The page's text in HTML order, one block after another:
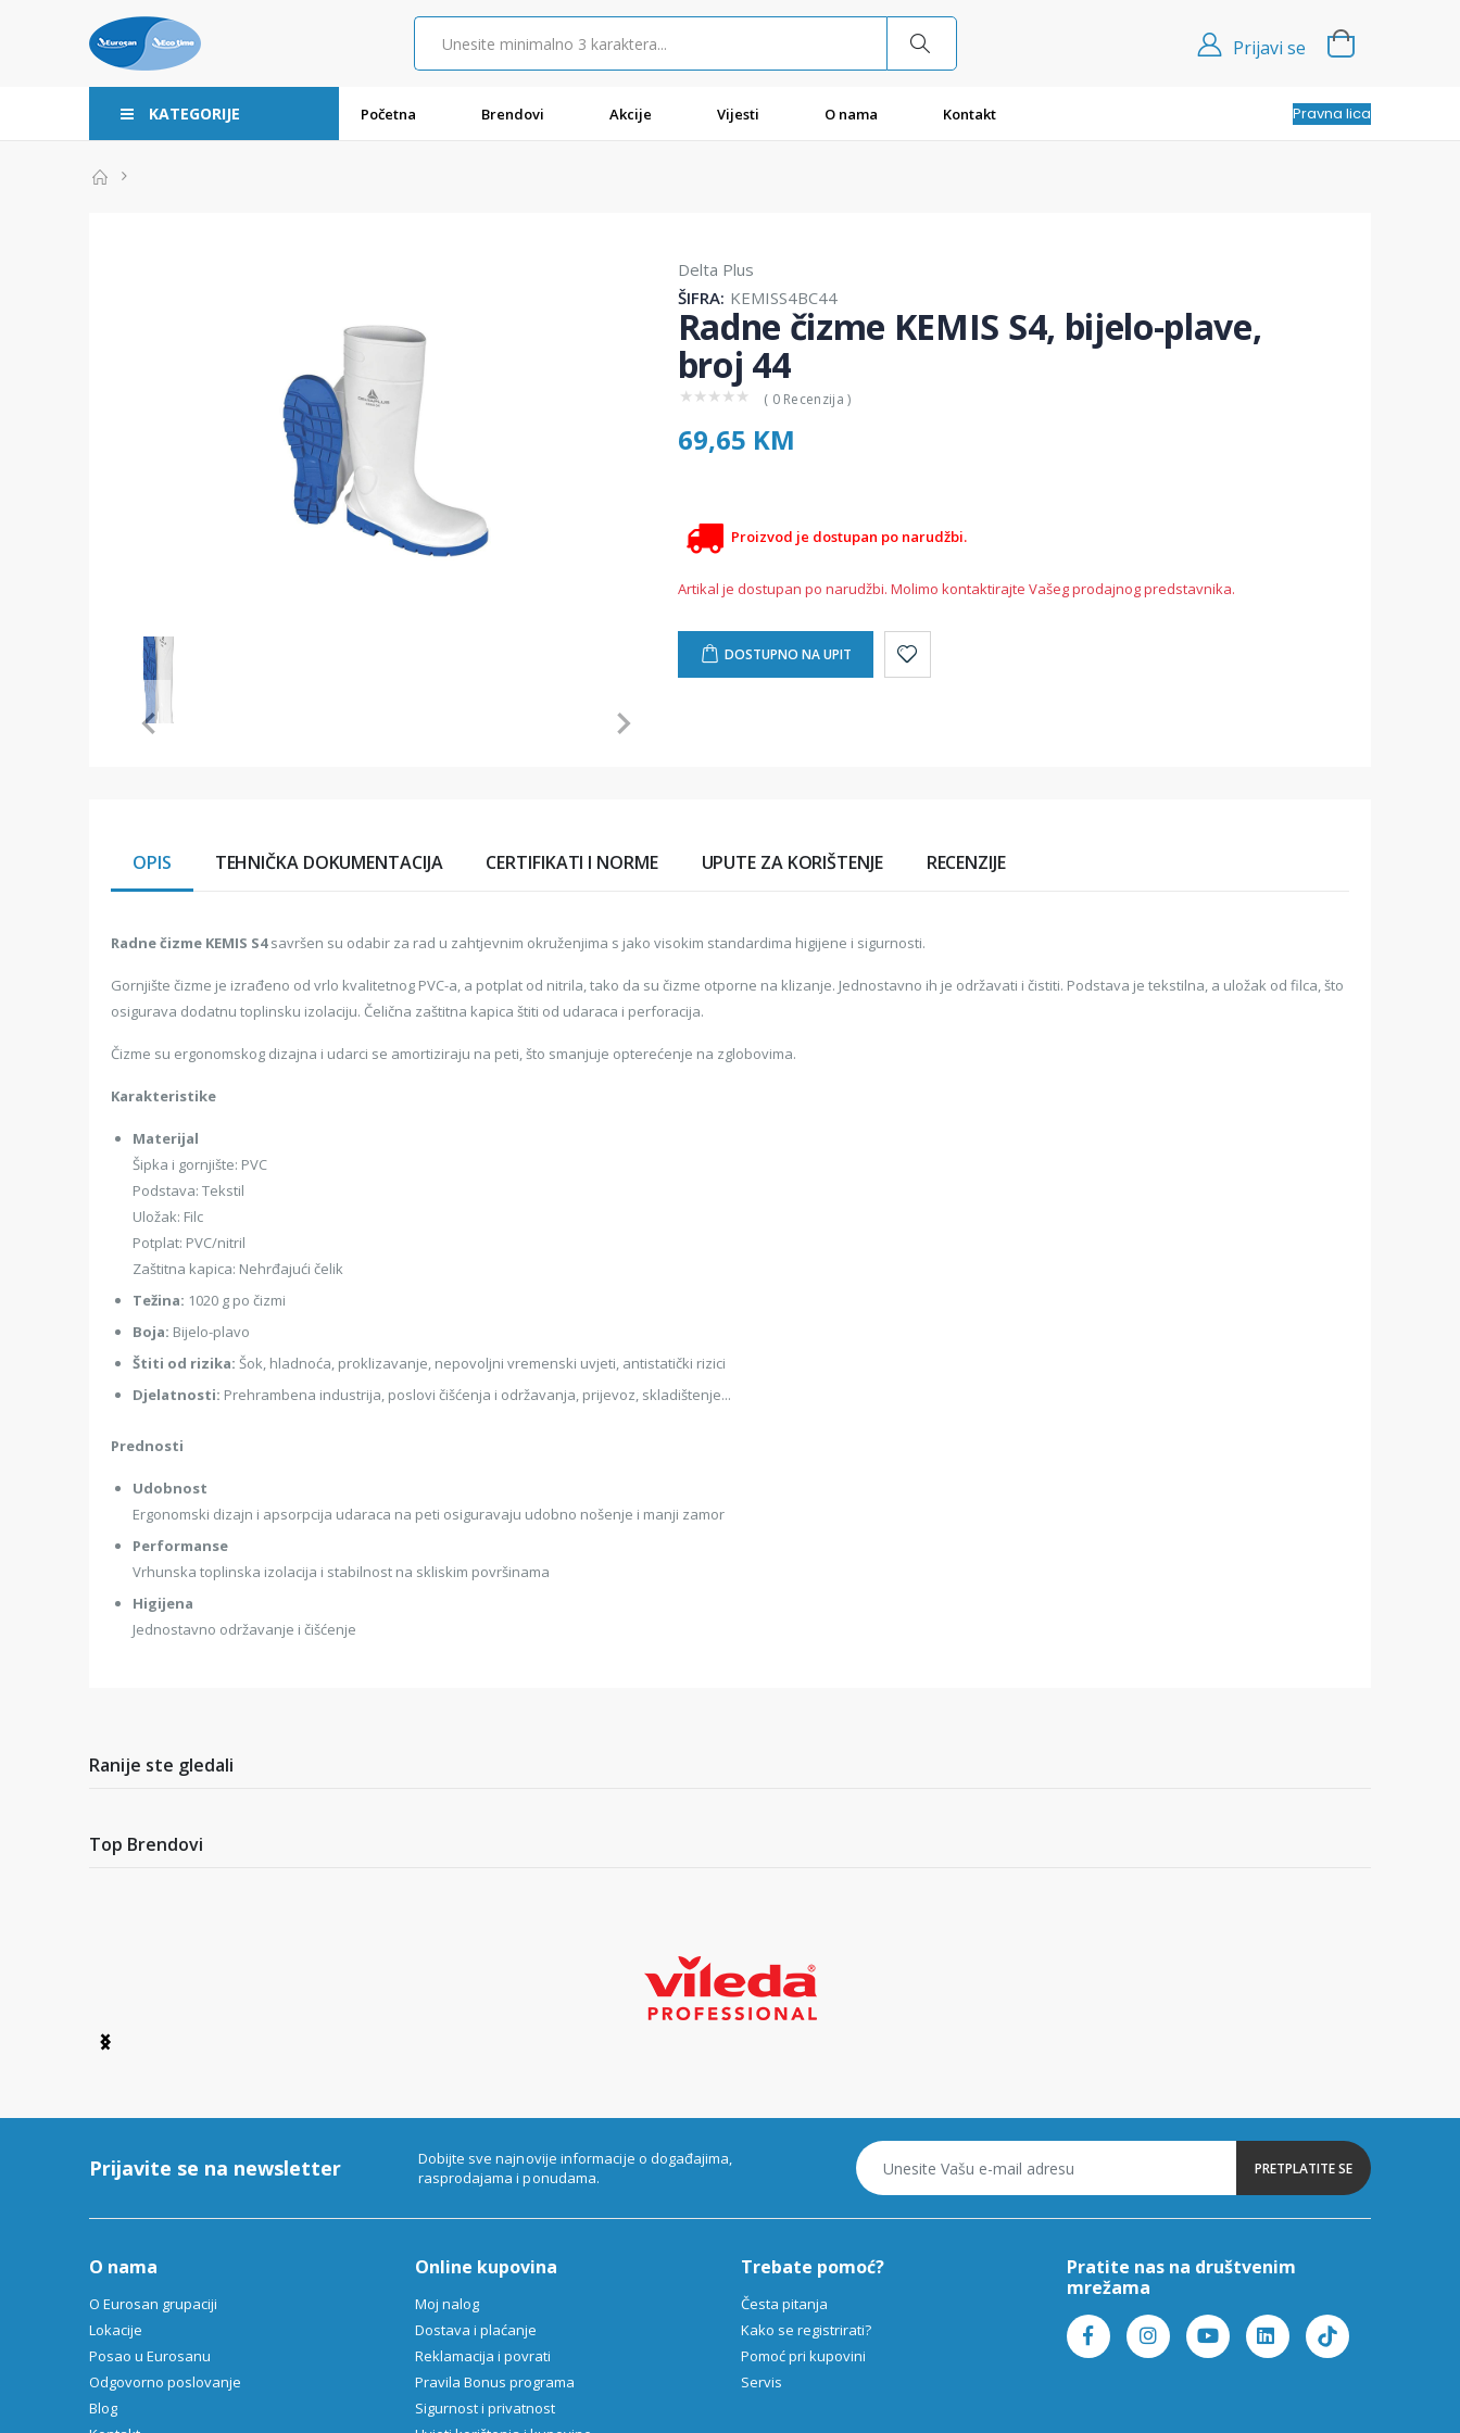
Prijavi se
KATEGORIJE Početna Brendovi Akcije Vijesti O nama Kontakt Pravna lica
Item
Delta Plus
ŠIFRA: KEMISS4BC44
Radne čizme KEMIS S4, bijelo-plave,
broj 44
★ ★ ★ ★ ★ ( 0 Recenzija )
69,65 KM
Proizvod je dostupan po narudžbi.
Artikal je dostupan po narudžbi. Molimo kontaktirajte Vašeg prodajnog predstavnika.
DOSTUPNO NA UPIT
OPIS TEHNIČKA DOKUMENTACIJA CERTIFIKATI I NORME UPUTE ZA KORIŠTENJE RECENZIJE
Radne čizme KEMIS S4savršen su odabir za rad u zahtjevnim okruženjima s jako visokim standardima higijene i sigurnosti.
Gornjište čizme je izrađeno od vrlo kvalitetnog PVC-a, a potplat od nitrila, tako da su čizme otporne na klizanje. Jednostavno ih je održavati i čistiti. Podstava je tekstilna, a uložak od filca, što
osigurava dodatnu toplinsku izolaciju. Čelična zaštitna kapica štiti od udaraca i perforacija.
Čizme su ergonomskog dizajna i udarci se amortiziraju na peti, što smanjuje opterećenje na zglobovima.
Karakteristike
Materijal
Šipka i gornjište: PVC
Podstava: Tekstil
Uložak: Filc
Potplat: PVC/nitril
Zaštitna kapica: Nehrđajući čelik
Težina: 1020 g po čizmi
Boja: Bijelo-plavo
Štiti od rizika: Šok, hladnoća, proklizavanje, nepovoljni vremenski uvjeti, antistatički rizici
Djelatnosti: Prehrambena industrija, poslovi čišćenja i održavanja, prijevoz, skladištenje...
Prednosti
Udobnost
Ergonomski dizajn i apsorpcija udaraca na peti osiguravaju udobno nošenje i manji zamor
Performanse
Vrhunska toplinska izolacija i stabilnost na skliskim površinama
Higijena
Jednostavno održavanje i čišćenje
Ranije ste gledali
Top Brendovi
Item
Prijavite se na newsletter
Dobijte sve najnovije informacije o događajima,
rasprodajama i ponudama.
PRETPLATITE SE
O nama
O Eurosan grupaciji
Lokacije
Posao u Eurosanu
Odgovorno poslovanje
Blog
Online kupovina
Moj nalog
Dostava i plaćanje
Reklamacija i povrati
Pravila Bonus programa
Sigurnost i privatnost
Trebate pomoć?
Česta pitanja
Kako se registrirati?
Pomoć pri kupovini
Servis
Pratite nas na društvenim
mrežama